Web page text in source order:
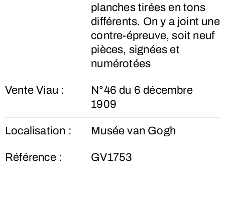
planches tirées en tons
différents. On y a joint une
contre-épreuve, soit neuf
pièces, signées et
numérotées
Vente Viau :
N°46 du 6 décembre
1909
Localisation : Musée van Gogh
Référence : GV1753